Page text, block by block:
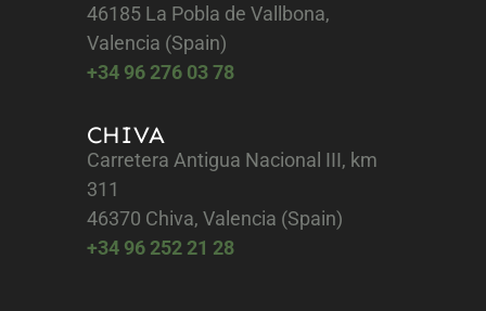
46185 La Pobla de Vallbona,
Valencia (Spain)
+34 96 276 03 78
CHIVA
Carretera Antigua Nacional III, km
311
46370 Chiva, Valencia (Spain)
+34 96 252 21 28